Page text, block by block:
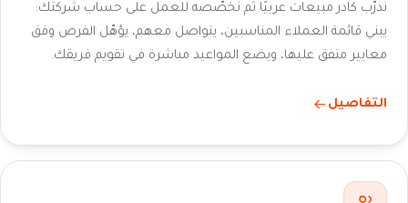
نُدرّب كادر مبيعات عربيًا ثم نخصّصه للعمل على حساب شركتك:
يبني قائمة العملاء المناسبين، يتواصل معهم، يؤهّل الفرص وفق
معايير متفق عليها، ويضع المواعيد مباشرة في تقويم فريقك.
التفاصيل